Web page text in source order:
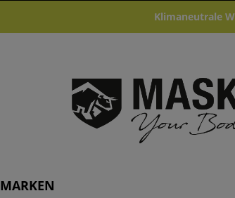
Klimaneutrale
MARKEN